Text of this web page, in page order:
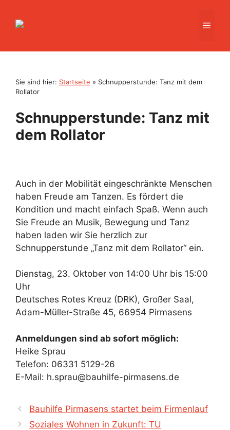
Inhalt
Sie sind hier: Startseite » Schnupperstunde: Tanz mit dem
Rollator
Schnupperstunde: Tanz mit
dem Rollator
Auch in der Mobilität eingeschränkte Menschen
haben Freude am Tanzen. Es fördert die
Kondition und macht einfach Spaß. Wenn auch
Sie Freude an Musik, Bewegung und Tanz
haben laden wir Sie herzlich zur
Schnupperstunde „Tanz mit dem Rollator“ ein.
Dienstag, 23. Oktober von 14:00 Uhr bis 15:00
Uhr
Deutsches Rotes Kreuz (DRK), Großer Saal,
Adam-Müller-Straße 45, 66954 Pirmasens
Anmeldungen sind ab sofort möglich:
Heike Sprau
Telefon: 06331 5129-26
E-Mail: h.sprau@bauhilfe-pirmasens.de
Bauhilfe Pirmasens startet beim Firmenlauf
Soziales Wohnen in Zukunft: TU